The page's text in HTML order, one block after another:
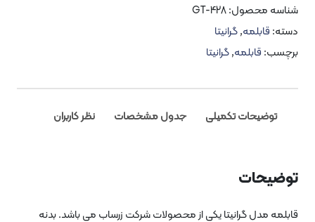
GT-428
,گرانیتا
قابلمه,گرانیتا
تکمیلی جدول مشخصات نظر کاربران
گرانیتا یکی از محصولات شرکت زرساب می باشد. بدنه